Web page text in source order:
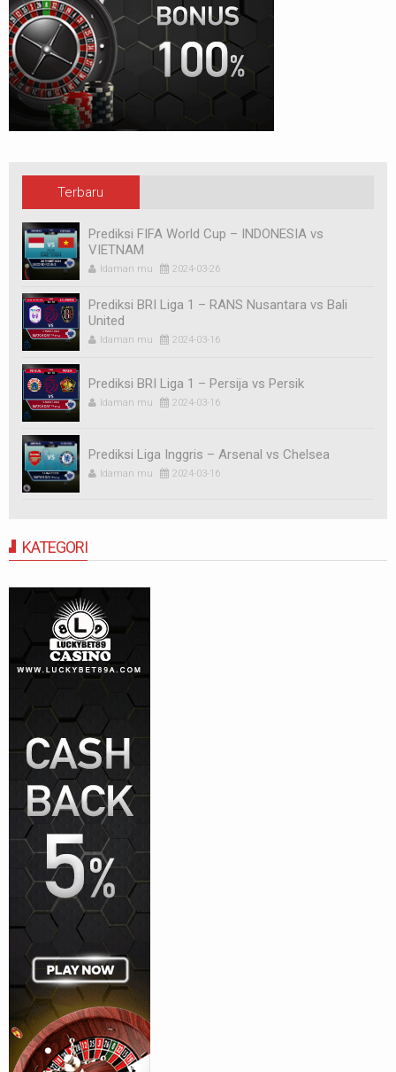
Terbaru
Prediksi FIFA World Cup – INDONESIA vs
VIETNAM
Idaman mu 2024-03-26
Prediksi BRI Liga 1 – RANS Nusantara vs Bali
United
Idaman mu 2024-03-16
Prediksi BRI Liga 1 – Persija vs Persik
Idaman mu 2024-03-16
Prediksi Liga Inggris – Arsenal vs Chelsea
Idaman mu 2024-03-16
KATEGORI